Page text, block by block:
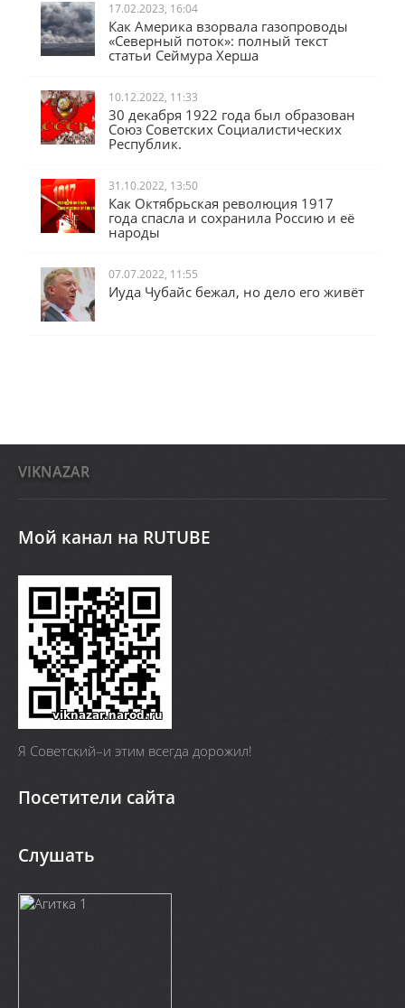
17.02.2023, 16:04
Как Америка взорвала газопроводы
«Северный поток»: полный текст
статьи Сеймура Херша
10.12.2022, 11:33
30 декабря 1922 года был образован
Союз Советских Социалистических
Республик.
31.10.2022, 13:50
Как Октябрьская революция 1917
года спасла и сохранила Россию и её
народы
07.07.2022, 11:55
Иуда Чубайс бежал, но дело его живёт
VIKNAZAR
Мой канал на RUTUBE
Я Cоветский–и этим всегда дорожил!
Посетители сайта
Слушать